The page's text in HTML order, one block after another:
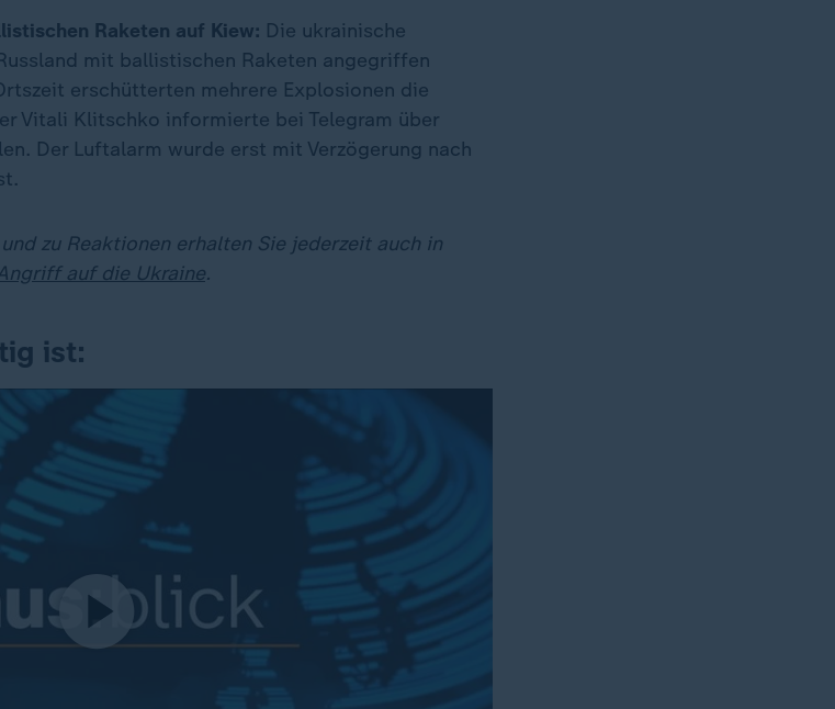
Raketen auf Kiew: Die ukrainische
mit ballistischen Raketen angegriffen
erschütterten mehrere Explosionen die
Vitali Klitschko informierte bei Telegram über
Der Luftalarm wurde erst mit Verzögerung nach
zu Reaktionen erhalten Sie jederzeit auch in
auf die Ukraine.
ist: